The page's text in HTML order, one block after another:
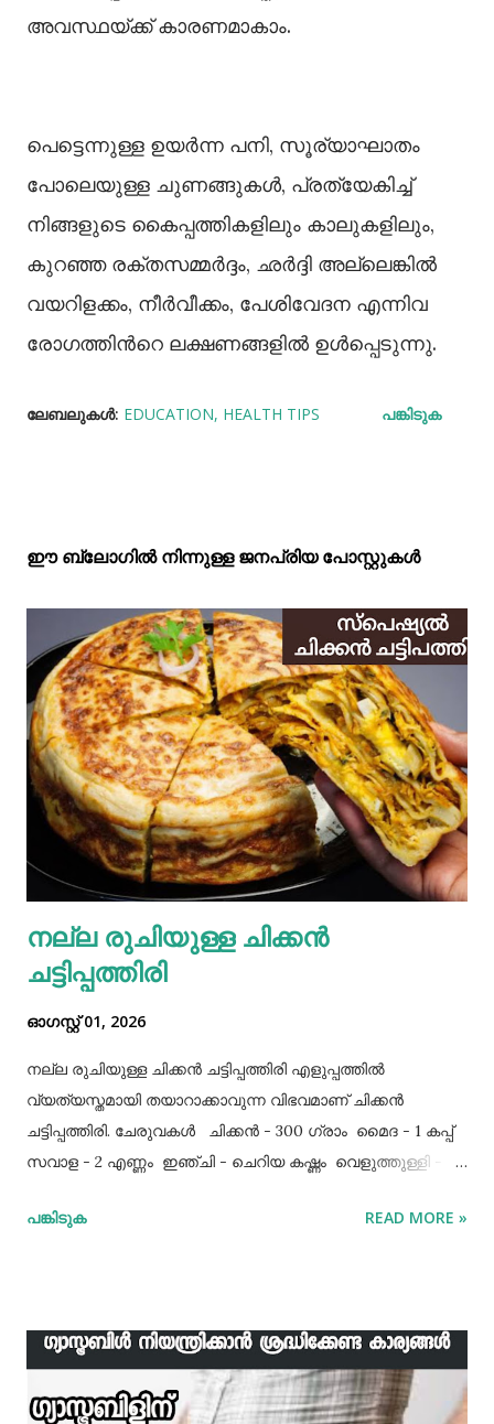
അവസ്ഥയ്ക്ക് കാരണമാകാം.
പെട്ടെന്നുള്ള ഉയർന്ന പനി, സൂര്യാഘാതം
പോലെയുള്ള ചുണങ്ങുകൾ, പ്രത്യേകിച്ച്
നിങ്ങളുടെ കൈപ്പത്തികളിലും കാലുകളിലും,
കുറഞ്ഞ രക്തസമ്മർദ്ദം, ഛർദ്ദി അല്ലെങ്കിൽ
വയറിളക്കം, നീർവീക്കം, പേശിവേദന എന്നിവ
രോഗത്തിൻറെ ലക്ഷണങ്ങളിൽ ഉൾപ്പെടുന്നു.
ലേബലുകള്‍: EDUCATION HEALTH TIPS പങ്കിടുക
ഈ ബ്ലോഗിൽ നിന്നുള്ള ജനപ്രിയ പോസ്റ്റുകള്‍‌
നല്ല രുചിയുള്ള ചിക്കൻ
ചട്ടിപ്പത്തിരി
ഓഗസ്റ്റ് 01, 2026
നല്ല രുചിയുള്ള ചിക്കൻ ചട്ടിപ്പത്തിരി എളുപ്പത്തിൽ
വ്യത്യസ്തമായി തയാറാക്കാവുന്ന വിഭവമാണ് ചിക്കൻ
ചട്ടിപ്പത്തിരി. ചേരുവകൾ ചിക്കൻ - 300 ഗ്രാം മൈദ - 1 കപ്പ്‌
സവാള - 2 എണ്ണം ഇഞ്ചി - ചെറിയ കഷ്ണം വെളുത്തുള്ളി - 5
വിധം ചിക്കൻ കുറച്ച് ഉപ്പും കുരുമുളകുപൊടിയും
ഇഞ്ചി വെളുത്തുള്ളി, സവാള എന്നിവ ചേർത്ത് വഴറ്റാം.
ഇതിൽ പൊടികളെല്ലാം ചേർത്ത് ചൂടാക്കിയശേഷം വേവിച്ച്
മാറ്റിവച്ച ചിക്കൻ ചേർത്ത് ഒന്ന് ഇളകിയെടുക്കാം. ഇനി ഒരു
പങ്കിടുക READ MORE »